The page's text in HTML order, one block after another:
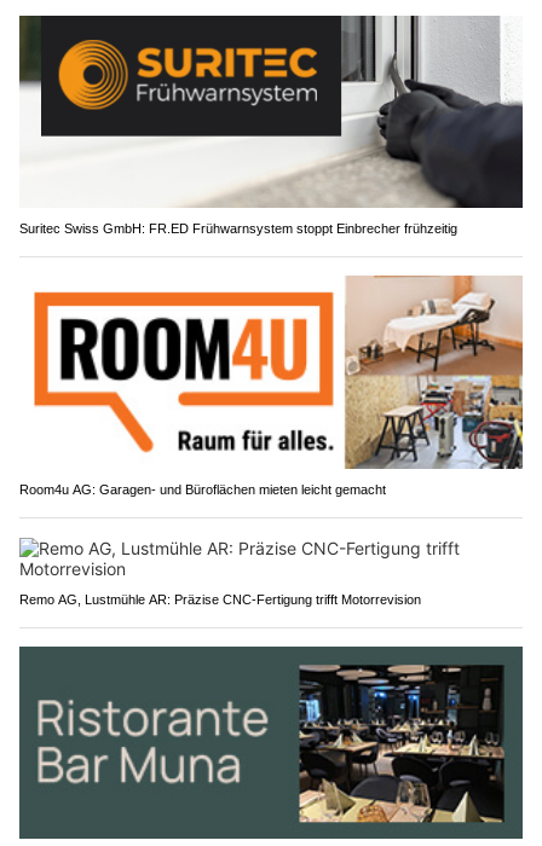
Suritec Swiss GmbH: FR.ED Frühwarnsystem stoppt Einbrecher frühzeitig
Room4u AG: Garagen- und Büroflächen mieten leicht gemacht
Remo AG, Lustmühle AR: Präzise CNC-Fertigung trifft Motorrevision